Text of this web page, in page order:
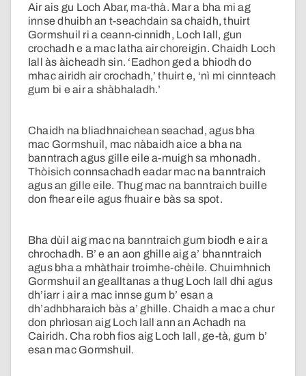
Air ais gu Loch Abar, ma-thà. Mar a bha mi ag
innse dhuibh an t-seachdain sa chaidh, thuirt
Gormshuil ri a ceann-cinnidh, Loch Iall, gun
crochadh e a mac latha air choreigin. Chaidh Loch
Iall às àicheadh sin. ‘Eadhon ged a bhiodh do
mhac airidh air crochadh,’ thuirt e, ‘nì mi cinnteach
gum bi e air a shàbhaladh.’
Chaidh na bliadhnaichean seachad, agus bha
mac Gormshuil, mac nàbaidh aice a bha na
banntrach agus gille eile a-muigh sa mhonadh.
Thòisich connsachadh eadar mac na banntraich
agus an gille eile. Thug mac na banntraich buille
don fhear eile agus fhuair e bàs sa spot.
Bha dùil aig mac na banntraich gum biodh e air a
chrochadh. B’ e an aon ghille aig a’ bhanntraich
agus bha a mhàthair troimhe-chèile. Chuimhnich
Gormshuil an gealltanas a thug Loch Iall dhi agus
dh’iarr i air a mac innse gum b’ esan a
dh’adhbharaich bàs a’ ghille. Chaidh a mac a chur
don phrìosan aig Loch Iall ann an Achadh na
Cairidh. Cha robh fios aig Loch Iall, ge-tà, gum b’
esan mac Gormshuil.